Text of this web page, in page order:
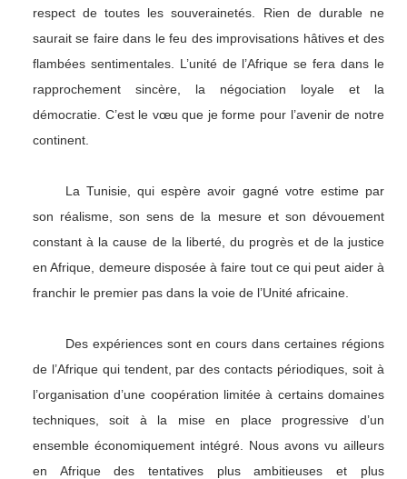
respect de toutes les souverainetés. Rien de durable ne
saurait se faire dans le feu des improvisations hâtives et des
flambées sentimentales. L’unité de l’Afrique se fera dans le
rapprochement sincère, la négociation loyale et la
démocratie. C’est le vœu que je forme pour l’avenir de notre
continent.
La Tunisie, qui espère avoir gagné votre estime par
son réalisme, son sens de la mesure et son dévouement
constant à la cause de la liberté, du progrès et de la justice
en Afrique, demeure disposée à faire tout ce qui peut aider à
franchir le premier pas dans la voie de l’Unité africaine.
Des expériences sont en cours dans certaines régions
de l’Afrique qui tendent, par des contacts périodiques, soit à
l’organisation d’une coopération limitée à certains domaines
techniques, soit à la mise en place progressive d’un
ensemble économiquement intégré. Nous avons vu ailleurs
en Afrique des tentatives plus ambitieuses et plus